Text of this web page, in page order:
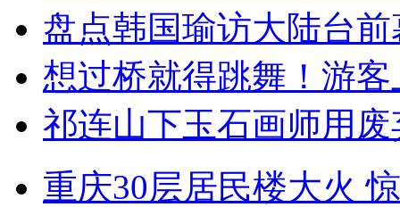
盘点韩国瑜访大陆台
想过桥就得跳舞！游客
祁连山下玉石画师用
重庆30层居民楼大火